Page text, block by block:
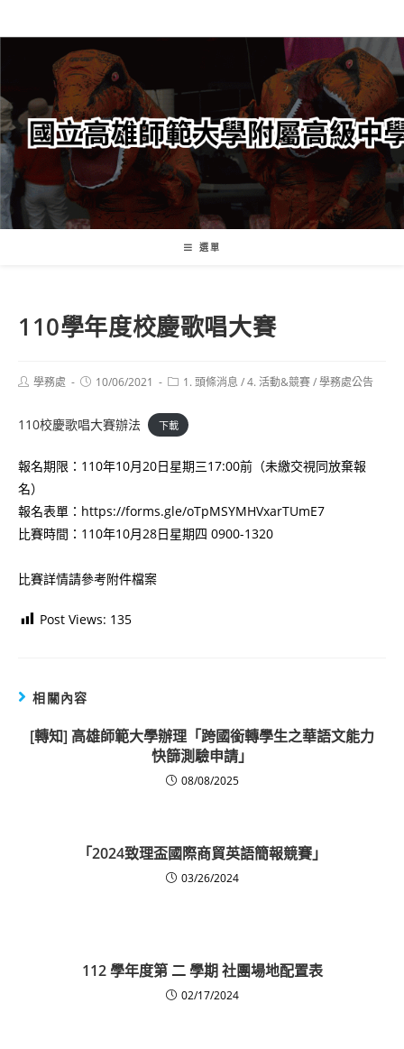
轉
要
內
容
選單
110學年度校慶歌唱大賽
Post學務處
Post10/06/2021
Post1. 頭條消息 /4. 活動&競賽/學務處公告
110校慶歌唱大賽辦法 下載
報名期限：110年10月20日星期三17:00前（未繳交視同放棄報
名）
報名表單：https://forms.gle/oTpMSYMHVxarTUmE7
比賽時間：110年10月28日星期四 0900-1320
比賽詳情請參考附件檔案
Post Views: 135
相關內容
[轉知] 高雄師範大學辦理「跨國銜轉學生之華語文能力
快篩測驗申請」
08/08/2025
「2024致理盃國際商貿英語簡報競賽」
03/26/2024
112 學年度第 二 學期 社團場地配置表
02/17/2024